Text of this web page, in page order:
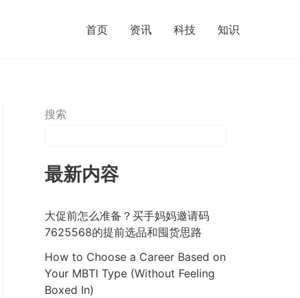
首页 资讯 科技 知识
搜索
最新内容
大促前怎么准备？买手妈妈邀请码
7625568的提前选品和囤货思路
How to Choose a Career Based on
Your MBTI Type (Without Feeling
Boxed In)